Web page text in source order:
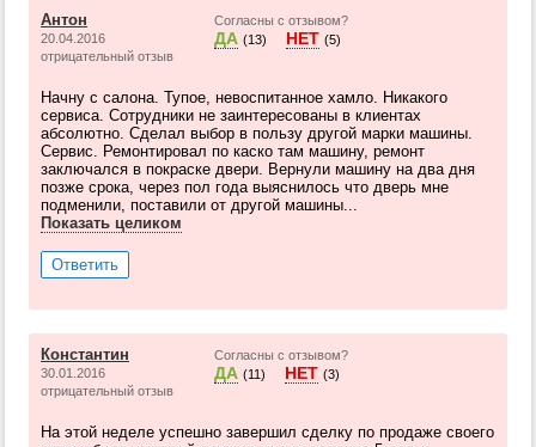
Антон
20.04.2016
отрицательный отзыв
Согласны с отзывом?
ДА (13) НЕТ (5)
Начну с салона. Тупое, невоспитанное хамло. Никакого
сервиса. Сотрудники не заинтересованы в клиентах
абсолютно. Сделал выбор в пользу другой марки машины.
Сервис. Ремонтировал по каско там машину, ремонт
заключался в покраске двери. Вернули машину на два дня
позже срока, через пол года выяснилось что дверь мне
подменили, поставили от другой машины...
Показать целиком
Ответить
Константин
30.01.2016
отрицательный отзыв
Согласны с отзывом?
ДА (11) НЕТ (3)
На этой неделе успешно завершил сделку по продаже своего